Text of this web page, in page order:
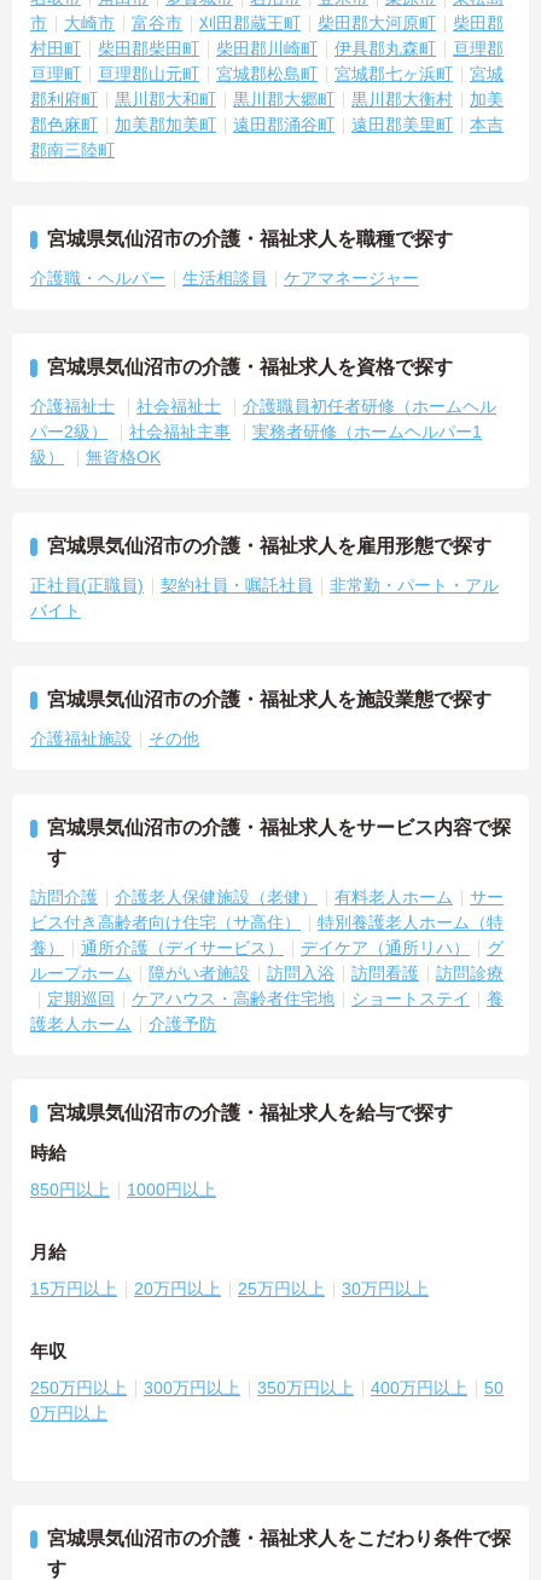
市
大崎市 富谷市 刈田郡蔵王町 柴田郡大河原町
柴田郡
村田町
柴田郡柴田町 柴田郡川崎町 伊具郡丸森町
亘理郡
亘理町
亘理郡山元町 宮城郡松島町 宮城郡七ヶ浜町
宮城
郡利府町
黒川郡大和町 黒川郡大郷町 黒川郡大衡村
加美
郡色麻町
加美郡加美町 遠田郡涌谷町 遠田郡美里町
本吉
郡南三陸町
宮城県気仙沼市の介護・福祉求人を職種で探す
介護職・ヘルパー 生活相談員 ケアマネージャー
宮城県気仙沼市の介護・福祉求人を資格で探す
介護福祉士 社会福祉士
介護職員初任者研修（ホームヘル
パー2級）
社会福祉主事
実務者研修（ホームヘルパー1
級）
無資格OK
宮城県気仙沼市の介護・福祉求人を雇用形態で探す
正社員(正職員) 契約社員・嘱託社員
非常勤・パート・アル
バイト
宮城県気仙沼市の介護・福祉求人を施設業態で探す
介護福祉施設 その他
宮城県気仙沼市の介護・福祉求人をサービス内容で探
す
訪問介護 介護老人保健施設（老健） 有料老人ホーム
サー
ビス付き高齢者向け住宅（サ高住）
特別養護老人ホーム（特
養）
通所介護（デイサービス） デイケア（通所リハ）
グ
ループホーム
障がい者施設 訪問入浴 訪問看護
訪問診療
定期巡回
ケアハウス・高齢者住宅地 ショートステイ
養
護老人ホーム
介護予防
宮城県気仙沼市の介護・福祉求人を給与で探す
時給
850円以上 1000円以上
月給
15万円以上 20万円以上 25万円以上 30万円以上
年収
250万円以上 300万円以上 350万円以上 400万円以上
50
0万円以上
宮城県気仙沼市の介護・福祉求人をこだわり条件で探
す